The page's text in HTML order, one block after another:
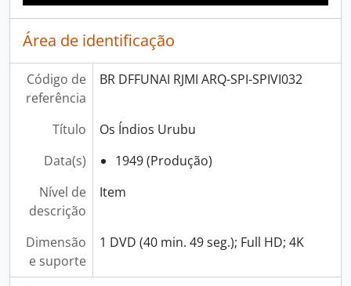
Área de identificação
Código de
referência
BR DFFUNAI RJMI ARQ-SPI-SPIVI032
Título
Os Índios Urubu
Data(s)
1949 (Produção)
Nível de
descrição
Item
Dimensão
e suporte
1 DVD (40 min. 49 seg.); Full HD; 4K